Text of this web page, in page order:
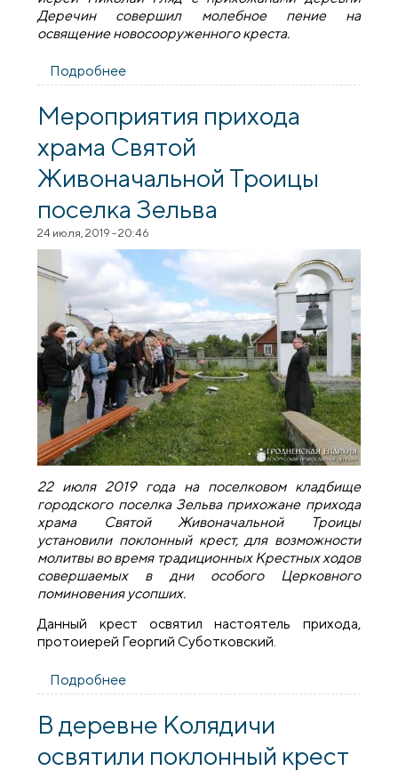
Деречин совершил молебное пение на
освящение новосооруженного креста.
Подробнее
поклонный крест
Мероприятия прихода
храма Святой
Живоначальной Троицы
поселка Зельва
24 июля, 2019 - 20:46
22 июля 2019 года на поселковом кладбище
городского поселка Зельва прихожане прихода
храма Святой Живоначальной Троицы
установили поклонный крест, для возможности
молитвы во время традиционных Крестных ходов
совершаемых в дни особого Церковного
поминовения усопших.
Данный крест освятил настоятель прихода,
протоиерей Георгий Суботковский.
Подробнее
Живоначальной Троицы поселка Зельва
В деревне Колядичи
освятили поклонный крест